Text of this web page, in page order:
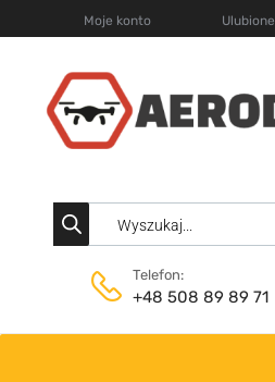
Moje konto Ulubione
Telefon:
+48 508 89 89 71